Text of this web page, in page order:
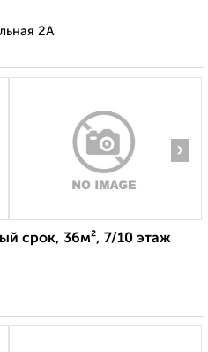
2А
›
срок, 36м², 7/10 этаж